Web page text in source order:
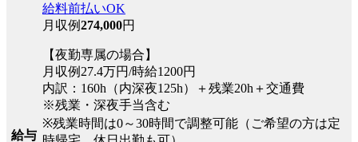
給与
給料前払いOK
月収例274,000円
【夜勤専属の場合】
月収例27.4万円/時給1200円
内訳：160h（内深夜125h）＋残業20h＋交通費
※残業・深夜手当含む
※残業時間は0～30時間で調整可能（ご希望の方は定